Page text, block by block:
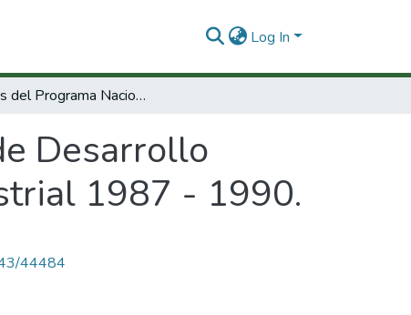
Log In
Bases del Programa Nacional de Desarrollo Tecnológico y Científico para el sector industrial 1987 - 1990.
Desarrollo
1987 - 1990.
44484